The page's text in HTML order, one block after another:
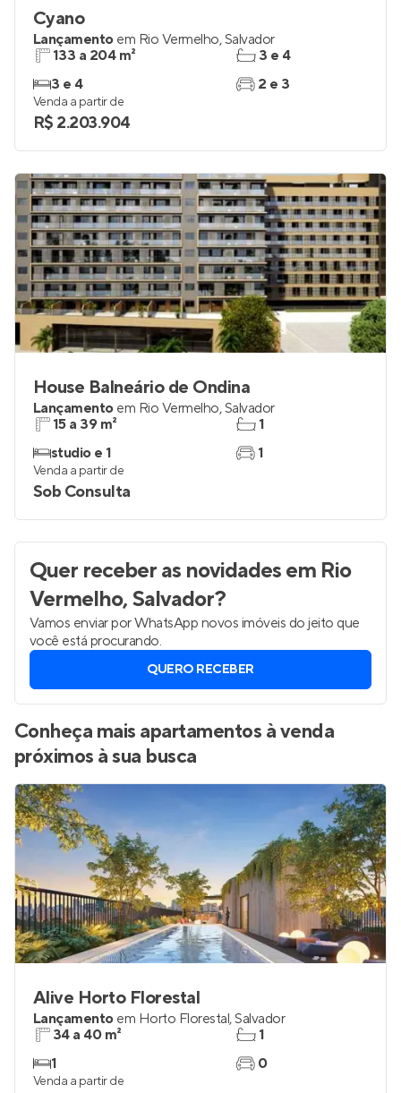
Cyano
Lançamento em Rio Vermelho,Salvador
133 a 204 m²
3 e 4
3 e 4
2 e 3
Venda a partir de
R$ 2.203.904
House Balneário de Ondina
Lançamento em Rio Vermelho,Salvador
15 a 39 m²
studio e 1
1
1
Venda a partir de
Sob Consulta
Quer receber as novidadesem Rio
Vermelho, Salvador?
Vamos enviar por WhatsApp novos imóveis do jeito que
você está procurando.
QUERO RECEBER
Conheça mais apartamentos à venda
próximos à sua busca
Alive Horto Florestal
Lançamento em Horto Florestal,Salvador
34 a 40 m²
1
1
0
Venda a partir de